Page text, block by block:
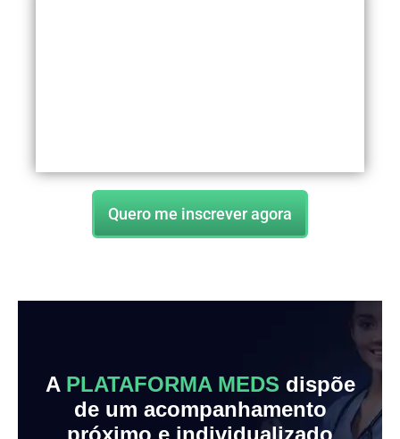
Quero me inscrever agora
A PLATAFORMA MEDS dispõe
de um acompanhamento